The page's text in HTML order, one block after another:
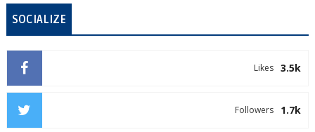
SOCIALIZE
3.5k
Likes
1.7k
Followers